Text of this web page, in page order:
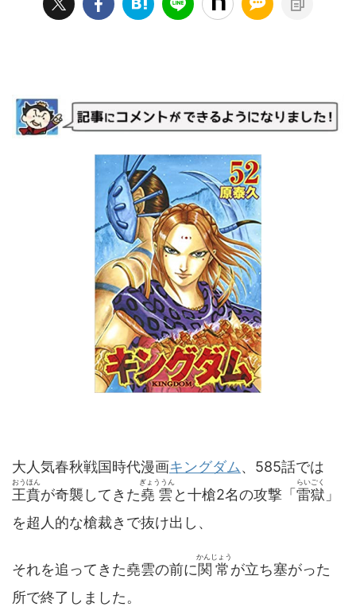
大人気春秋戦国時代漫画キングダム、585話では
王賁
おうほん
が奇襲してきた堯雲
ぎょううん
と十槍2名の攻撃「 雷獄
らいごく
」
を超人的な槍裁きで抜け出し、
それを追ってきた堯雲の前に関常
かんじょう
が立ち塞がった
所で終了しました。